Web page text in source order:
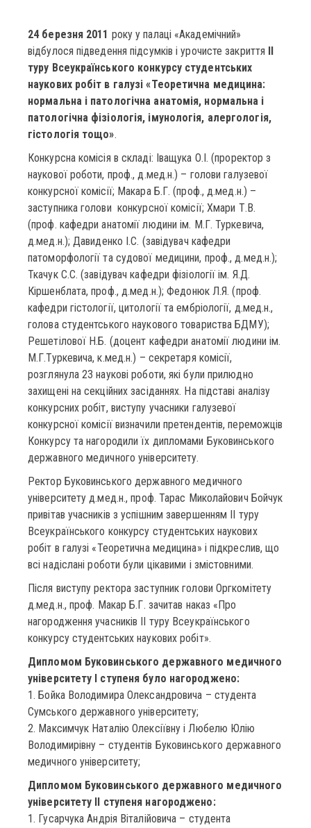
24 березня 2011 року у палаці «Академічний»
відбулося підведення підсумків і урочисте закриття ІІ
туру Всеукраїнського конкурсу студентських
наукових робіт в галузі «Теоретична медицина:
нормальна і патологічна анатомія, нормальна і
патологічна фізіологія, імунологія, алергологія,
гістологія тощо».
Конкурсна комісія в складі: Іващука О.І. (проректор з
наукової роботи, проф., д.мед.н.) – голови галузевої
конкурсної комісії; Макара Б.Г. (проф., д.мед.н.) –
заступника голови конкурсної комісії; Хмари Т.В.
(проф. кафедри анатомії людини ім. М.Г. Туркевича,
д.мед.н.); Давиденко І.С. (завідувач кафедри
патоморфології та судової медицини, проф., д.мед.н.);
Ткачук С.С. (завідувач кафедри фізіології ім. Я.Д.
Кіршенблата, проф., д.мед.н.); Федонюк Л.Я. (проф.
кафедри гістології, цитології та ембріології, д.мед.н.,
голова студентського наукового товариства БДМУ);
Решетілової Н.Б. (доцент кафедри анатомії людини ім.
М.Г.Туркевича, к.мед.н.) – секретаря комісії,
розглянула 23 наукові роботи, які були прилюдно
захищені на секційних засіданнях. На підставі аналізу
конкурсних робіт, виступу учасники галузевої
конкурсної комісії визначили претендентів, переможців
Конкурсу та нагородили їх дипломами Буковинського
державного медичного університету.
Ректор Буковинського державного медичного
університету д.мед.н., проф. Тарас Миколайович Бойчук
привітав учасників з успішним завершенням ІІ туру
Всеукраїнського конкурсу студентських наукових
робіт в галузі «Теоретична медицина» і підкреслив, що
всі надіслані роботи були цікавими і змістовними.
Після виступу ректора заступник голови Оргкомітету
д.мед.н., проф. Макар Б.Г. зачитав наказ «Про
нагородження учасників ІІ туру Всеукраїнського
конкурсу студентських наукових робіт».
Дипломом Буковинського державного медичного
університету І ступеня було нагороджено:
1. Бойка Володимира Олександровича – студента
Сумського державного університету;
2. Максимчук Наталію Олексіївну і Любелю Юлію
Володимирівну – студентів Буковинського державного
медичного університету;
Дипломом Буковинського державного медичного
університету ІІ ступеня нагороджено:
1. Гусарчука Андрія Віталійовича – студента